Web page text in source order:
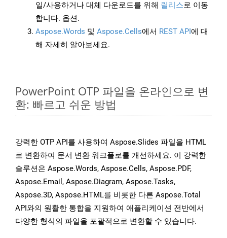
일/사용하거나 대체 다운로드를 위해 릴리스로 이동
합니다. 옵션.
Aspose.Words 및 Aspose.Cells에서 REST API에 대
해 자세히 알아보세요.
PowerPoint OTP 파일을 온라인으로 변
환: 빠르고 쉬운 방법
강력한 OTP API를 사용하여 Aspose.Slides 파일을 HTML
로 변환하여 문서 변환 워크플로를 개선하세요. 이 강력한
솔루션은 Aspose.Words, Aspose.Cells, Aspose.PDF,
Aspose.Email, Aspose.Diagram, Aspose.Tasks,
Aspose.3D, Aspose.HTML를 비롯한 다른 Aspose.Total
API와의 원활한 통합을 지원하여 애플리케이션 전반에서
다양한 형식의 파일을 포괄적으로 변환할 수 있습니다.